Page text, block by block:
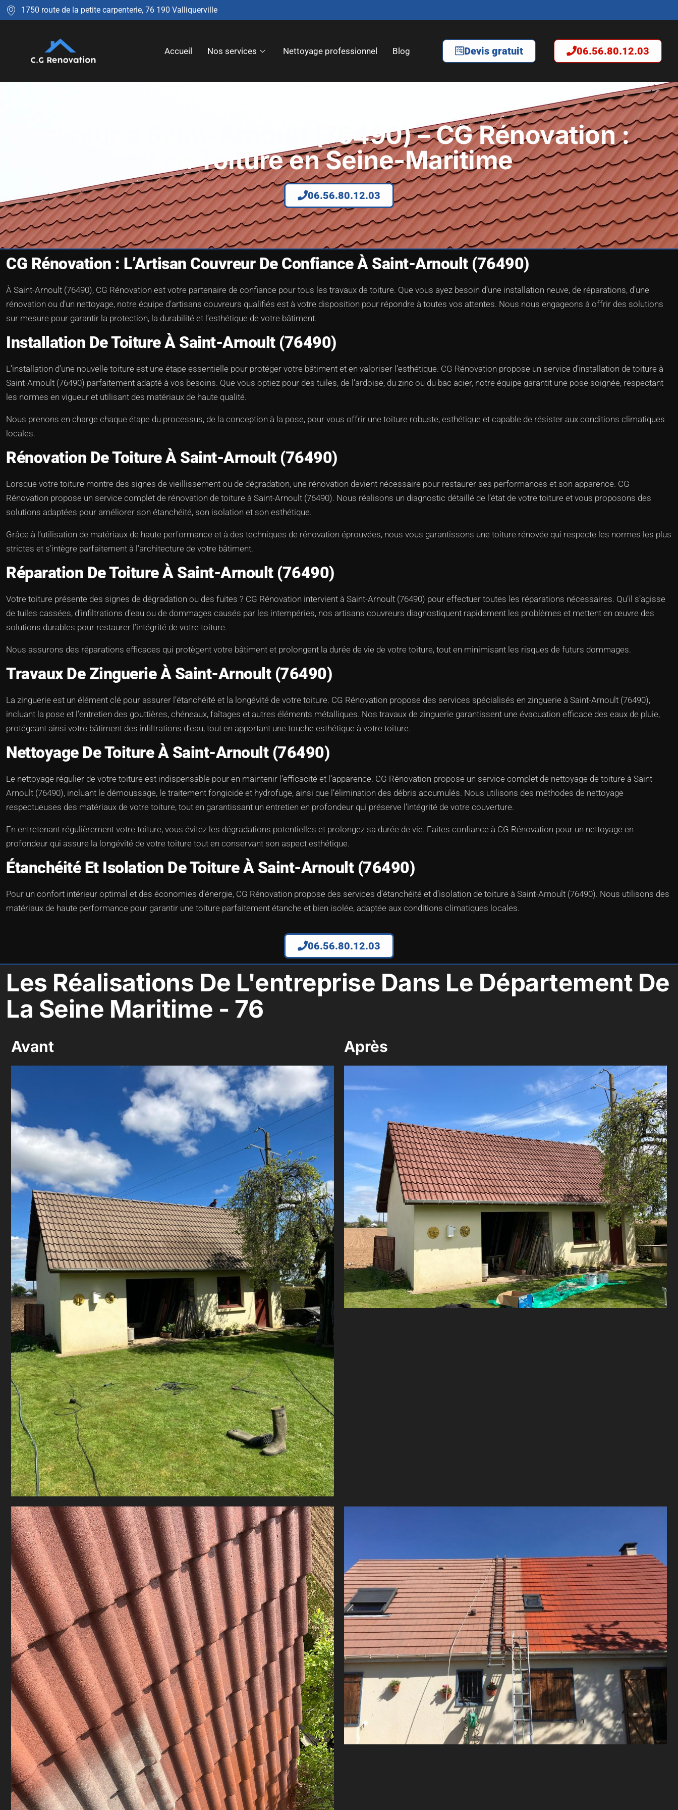
1750 route de la petite carpenterie, 76 190 Valliquerville
Accueil Nos services Nettoyage professionnel Blog Devis gratuit 06.56.80.12.03
Couvreur à Saint-Arnoult (76490) – CG Rénovation :
Votre Expert en Toiture en Seine-Maritime
06.56.80.12.03
CG Rénovation : L’Artisan Couvreur De Confiance À Saint-Arnoult (76490)
À Saint-Arnoult (76490), CG Rénovation est votre partenaire de confiance pour tous les travaux de toiture. Que vous ayez besoin d’une installation neuve, de réparations, d’une
rénovation ou d’un nettoyage, notre équipe d’artisans couvreurs qualifiés est à votre disposition pour répondre à toutes vos attentes. Nous nous engageons à offrir des solutions
sur mesure pour garantir la protection, la durabilité et l’esthétique de votre bâtiment.
Installation De Toiture À Saint-Arnoult (76490)
L’installation d’une nouvelle toiture est une étape essentielle pour protéger votre bâtiment et en valoriser l’esthétique. CG Rénovation propose un service d’installation de toiture à
Saint-Arnoult (76490) parfaitement adapté à vos besoins. Que vous optiez pour des tuiles, de l’ardoise, du zinc ou du bac acier, notre équipe garantit une pose soignée, respectant
les normes en vigueur et utilisant des matériaux de haute qualité.
Nous prenons en charge chaque étape du processus, de la conception à la pose, pour vous offrir une toiture robuste, esthétique et capable de résister aux conditions climatiques
locales.
Rénovation De Toiture À Saint-Arnoult (76490)
Lorsque votre toiture montre des signes de vieillissement ou de dégradation, une rénovation devient nécessaire pour restaurer ses performances et son apparence. CG
Rénovation propose un service complet de rénovation de toiture à Saint-Arnoult (76490). Nous réalisons un diagnostic détaillé de l’état de votre toiture et vous proposons des
solutions adaptées pour améliorer son étanchéité, son isolation et son esthétique.
Grâce à l’utilisation de matériaux de haute performance et à des techniques de rénovation éprouvées, nous vous garantissons une toiture rénovée qui respecte les normes les plus
strictes et s’intègre parfaitement à l’architecture de votre bâtiment.
Réparation De Toiture À Saint-Arnoult (76490)
Votre toiture présente des signes de dégradation ou des fuites ? CG Rénovation intervient à Saint-Arnoult (76490) pour effectuer toutes les réparations nécessaires. Qu’il s’agisse
de tuiles cassées, d’infiltrations d’eau ou de dommages causés par les intempéries, nos artisans couvreurs diagnostiquent rapidement les problèmes et mettent en œuvre des
solutions durables pour restaurer l’intégrité de votre toiture.
Nous assurons des réparations efficaces qui protègent votre bâtiment et prolongent la durée de vie de votre toiture, tout en minimisant les risques de futurs dommages.
Travaux De Zinguerie À Saint-Arnoult (76490)
La zinguerie est un élément clé pour assurer l’étanchéité et la longévité de votre toiture. CG Rénovation propose des services spécialisés en zinguerie à Saint-Arnoult (76490),
incluant la pose et l’entretien des gouttières, chéneaux, faîtages et autres éléments métalliques. Nos travaux de zinguerie garantissent une évacuation efficace des eaux de pluie,
protégeant ainsi votre bâtiment des infiltrations d’eau, tout en apportant une touche esthétique à votre toiture.
Nettoyage De Toiture À Saint-Arnoult (76490)
Le nettoyage régulier de votre toiture est indispensable pour en maintenir l’efficacité et l’apparence. CG Rénovation propose un service complet de nettoyage de toiture à Saint-
Arnoult (76490), incluant le démoussage, le traitement fongicide et hydrofuge, ainsi que l’élimination des débris accumulés. Nous utilisons des méthodes de nettoyage
respectueuses des matériaux de votre toiture, tout en garantissant un entretien en profondeur qui préserve l’intégrité de votre couverture.
En entretenant régulièrement votre toiture, vous évitez les dégradations potentielles et prolongez sa durée de vie. Faites confiance à CG Rénovation pour un nettoyage en
profondeur qui assure la longévité de votre toiture tout en conservant son aspect esthétique.
Étanchéité Et Isolation De Toiture À Saint-Arnoult (76490)
Pour un confort intérieur optimal et des économies d’énergie, CG Rénovation propose des services d’étanchéité et d’isolation de toiture à Saint-Arnoult (76490). Nous utilisons des
matériaux de haute performance pour garantir une toiture parfaitement étanche et bien isolée, adaptée aux conditions climatiques locales.
06.56.80.12.03
Les Réalisations De L'entreprise Dans Le Département De
La Seine Maritime - 76
Avant Après